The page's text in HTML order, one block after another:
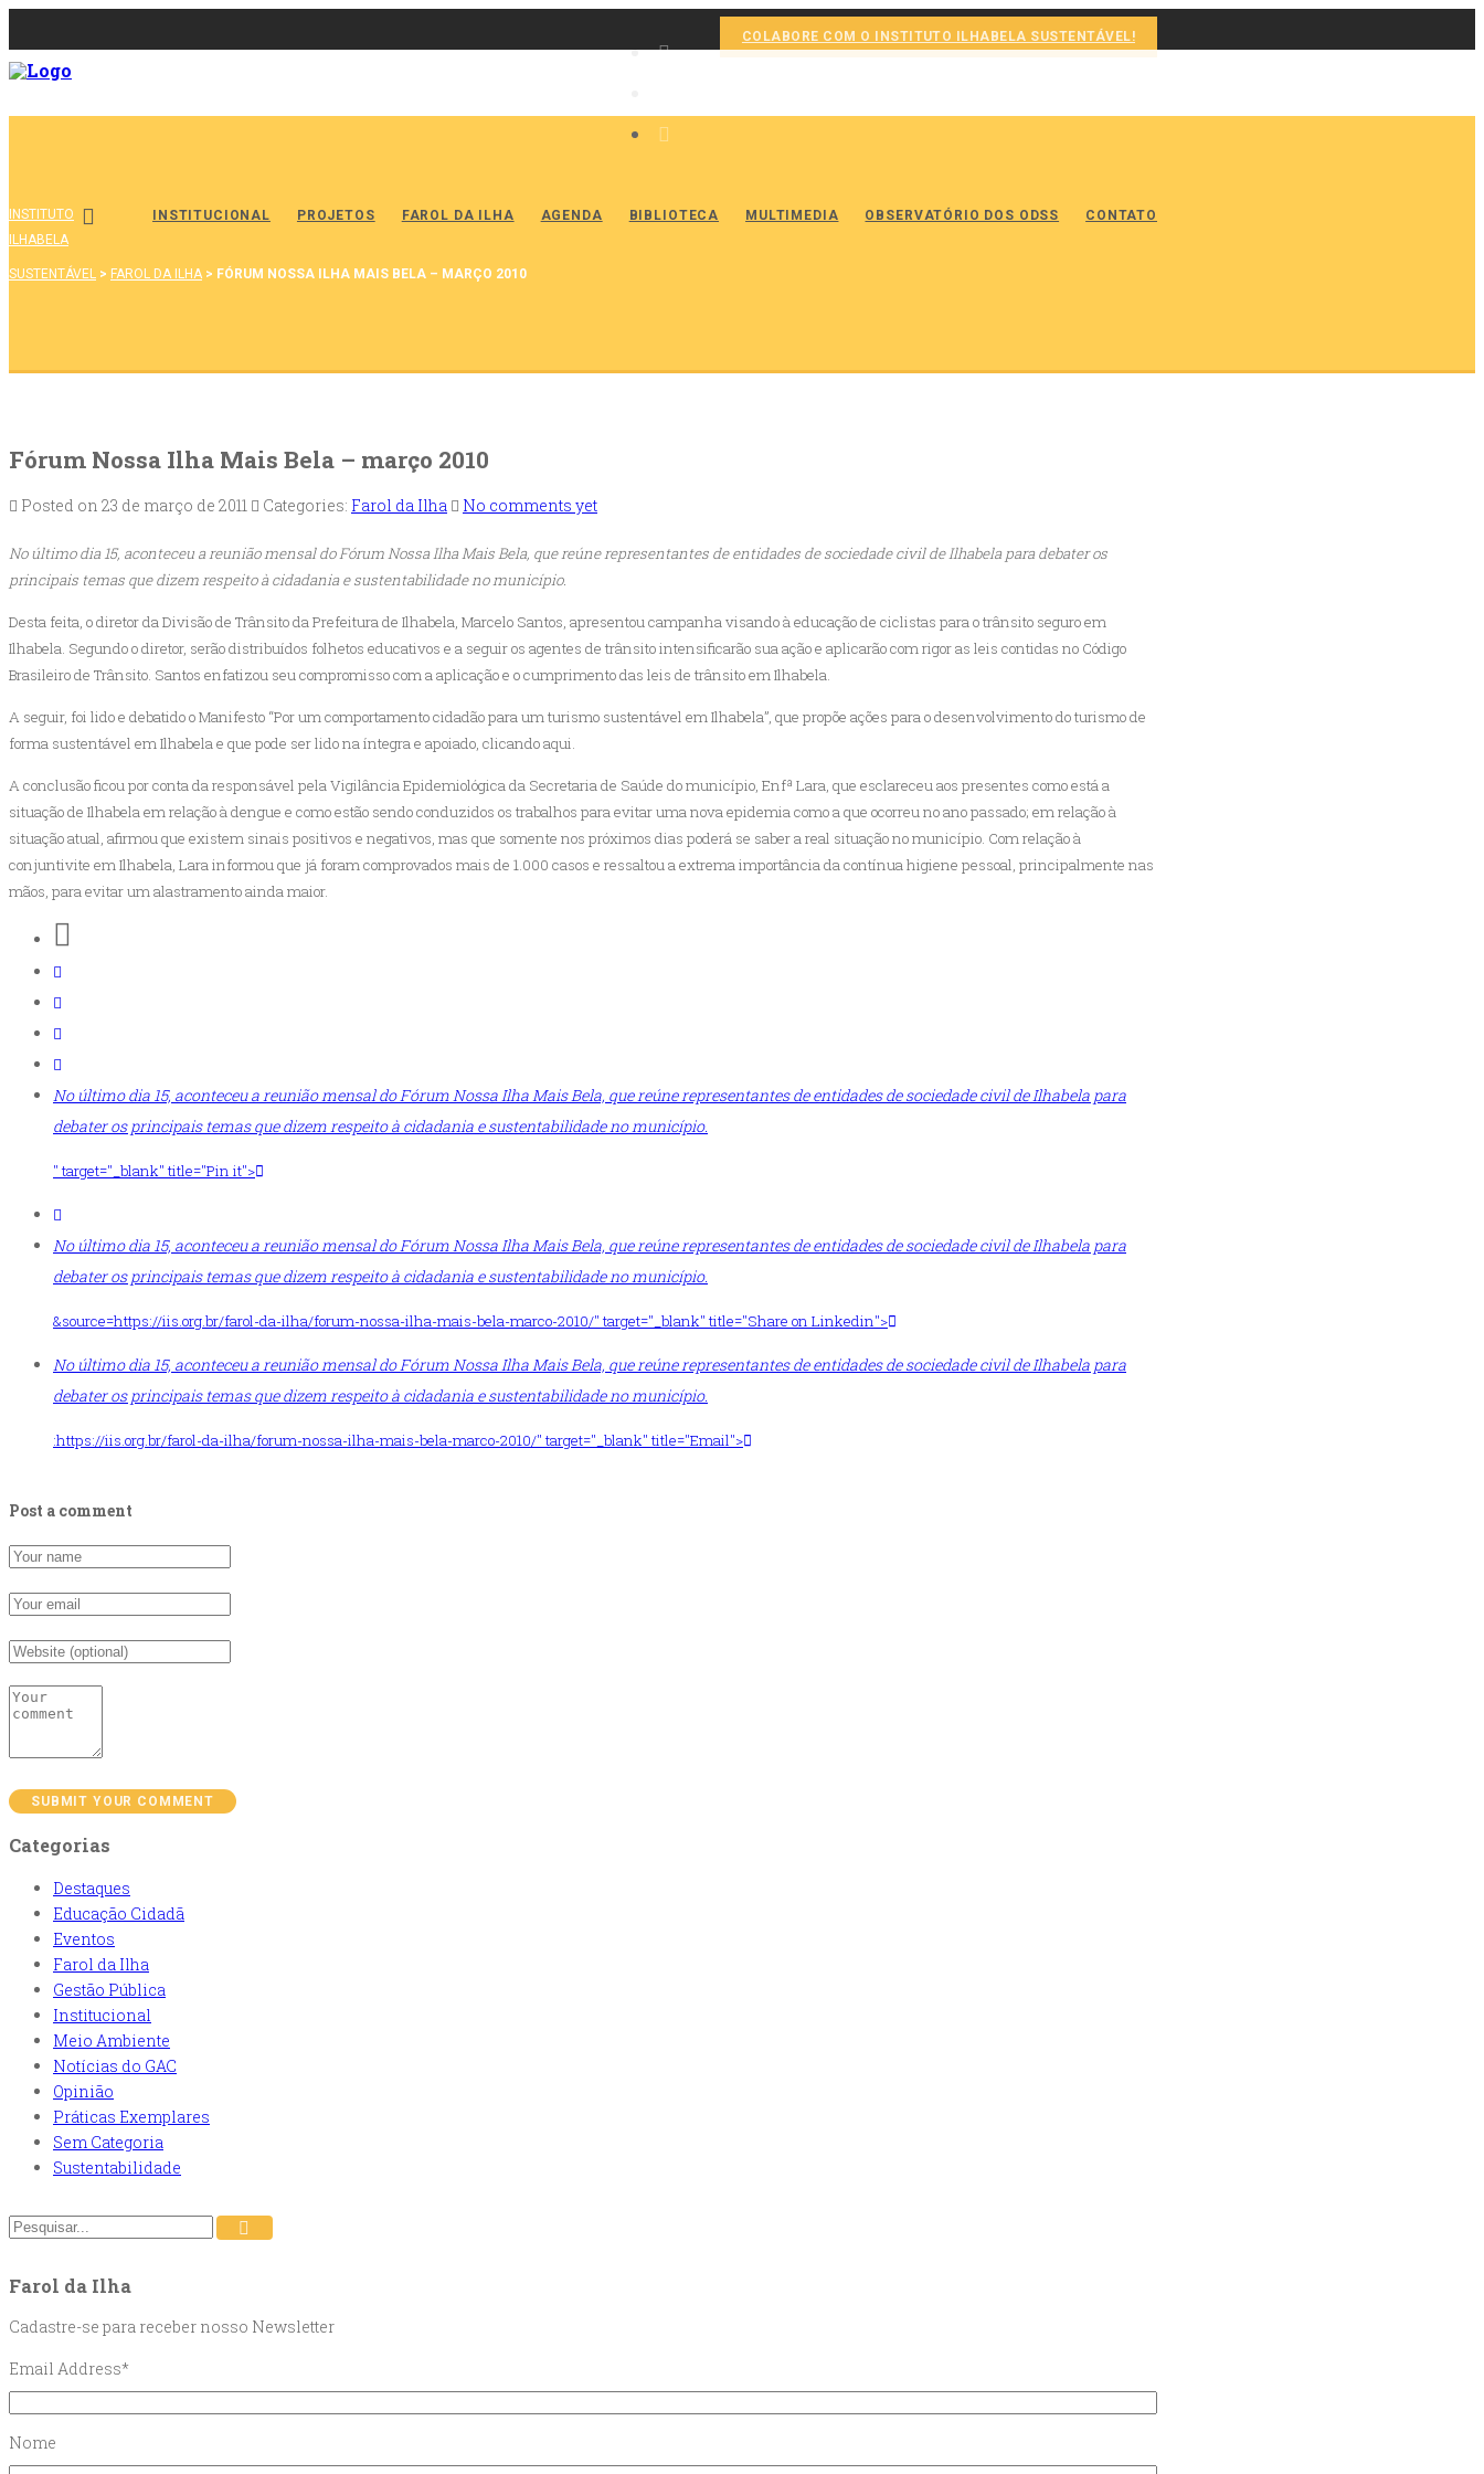
COLABORE COM O INSTITUTO ILHABELA SUSTENTÁVEL!
INSTITUCIONAL PROJETOS FAROL DA ILHA AGENDA BIBLIOTECA MULTIMEDIA OBSERVATÓRIO DOS ODSS CONTATO
INSTITUTO
ILHABELA
SUSTENTÁVEL > FAROL DA ILHA > FÓRUM NOSSA ILHA MAIS BELA – MARÇO 2010
Fórum Nossa Ilha Mais Bela – março 2010
Posted on 23 de março de 2011 Categories: Farol da Ilha No comments yet
No último dia 15, aconteceu a reunião mensal do Fórum Nossa Ilha Mais Bela, que reúne representantes de entidades de sociedade civil de Ilhabela para debater os
principais temas que dizem respeito à cidadania e sustentabilidade no município.
Desta feita, o diretor da Divisão de Trânsito da Prefeitura de Ilhabela, Marcelo Santos, apresentou campanha visando à educação de ciclistas para o trânsito seguro em
Ilhabela. Segundo o diretor, serão distribuídos folhetos educativos e a seguir os agentes de trânsito intensificarão sua ação e aplicarão com rigor as leis contidas no Código
Brasileiro de Trânsito. Santos enfatizou seu compromisso com a aplicação e o cumprimento das leis de trânsito em Ilhabela.
A seguir, foi lido e debatido o Manifesto “Por um comportamento cidadão para um turismo sustentável em Ilhabela”, que propõe ações para o desenvolvimento do turismo de
forma sustentável em Ilhabela e que pode ser lido na íntegra e apoiado, clicando aqui.
A conclusão ficou por conta da responsável pela Vigilância Epidemiológica da Secretaria de Saúde do município, Enfª Lara, que esclareceu aos presentes como está a
situação de Ilhabela em relação à dengue e como estão sendo conduzidos os trabalhos para evitar uma nova epidemia como a que ocorreu no ano passado; em relação à
situação atual, afirmou que existem sinais positivos e negativos, mas que somente nos próximos dias poderá se saber a real situação no município. Com relação à
conjuntivite em Ilhabela, Lara informou que já foram comprovados mais de 1.000 casos e ressaltou a extrema importância da contínua higiene pessoal, principalmente nas
mãos, para evitar um alastramento ainda maior.
No último dia 15, aconteceu a reunião mensal do Fórum Nossa Ilha Mais Bela, que reúne representantes de entidades de sociedade civil de Ilhabela para
debater os principais temas que dizem respeito à cidadania e sustentabilidade no município.
" target="_blank" title="Pin it">
No último dia 15, aconteceu a reunião mensal do Fórum Nossa Ilha Mais Bela, que reúne representantes de entidades de sociedade civil de Ilhabela para
debater os principais temas que dizem respeito à cidadania e sustentabilidade no município.
&source=https://iis.org.br/farol-da-ilha/forum-nossa-ilha-mais-bela-marco-2010/" target="_blank" title="Share on Linkedin">
No último dia 15, aconteceu a reunião mensal do Fórum Nossa Ilha Mais Bela, que reúne representantes de entidades de sociedade civil de Ilhabela para
debater os principais temas que dizem respeito à cidadania e sustentabilidade no município.
:https://iis.org.br/farol-da-ilha/forum-nossa-ilha-mais-bela-marco-2010/" target="_blank" title="Email">
Post a comment
Categorias
Destaques
Educação Cidadã
Eventos
Farol da Ilha
Gestão Pública
Institucional
Meio Ambiente
Notícias do GAC
Opinião
Práticas Exemplares
Sem Categoria
Sustentabilidade
Farol da Ilha
Cadastre-se para receber nosso Newsletter
Email Address*
Nome